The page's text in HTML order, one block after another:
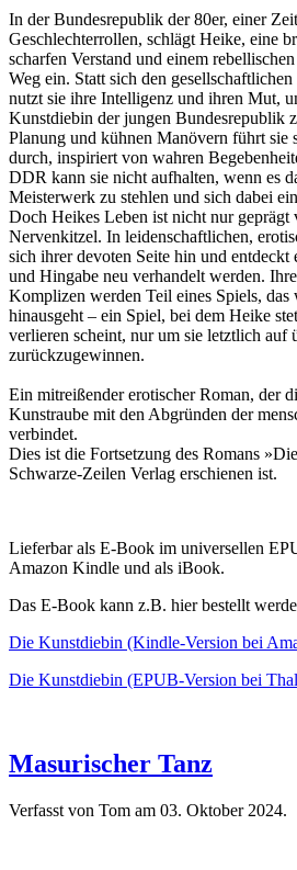
In der Bundesrepublik der 80er, einer
Geschlechterrollen, schlägt Heike, eine
scharfen Verstand und einem
Weg ein. Statt sich den
nutzt sie ihre Intelligenz und ihren Mut,
Kunstdiebin der jungen Bundesrepublik
Planung und kühnen Manövern führt sie
durch, inspiriert von wahren
DDR kann sie nicht aufhalten, wenn es
Meisterwerk zu stehlen und sich dabei
Doch Heikes Leben ist nicht nur geprägt
Nervenkitzel. In leidenschaftlichen,
sich ihrer devoten Seite hin und
und Hingabe neu verhandelt werden.
Komplizen werden Teil eines Spiels,
hinausgeht – ein Spiel, bei dem Heike
verlieren scheint, nur um sie letztlich auf
zurückzugewinnen.
Ein mitreißender erotischer Roman, der
Kunstraube mit den Abgründen der
verbindet.
Dies ist die Fortsetzung des Romans
Schwarze-Zeilen Verlag erschienen ist.
Lieferbar als E-Book im universellen
Amazon Kindle und als iBook.
Das E-Book kann z.B. hier bestellt
Die Kunstdiebin (Kindle-Version bei
Die Kunstdiebin (EPUB-Version bei
Masurischer Tanz
Verfasst von Tom am 03. Oktober 2024.